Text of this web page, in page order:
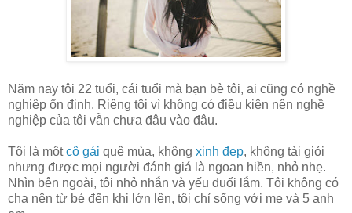
Năm nay tôi 22 tuổi, cái tuổi mà bạn bè tôi, ai cũng có nghề
nghiệp ổn định. Riêng tôi vì không có điều kiện nên nghề
nghiệp của tôi vẫn chưa đâu vào đâu.
Tôi là mộtcô gái quê mùa, không xinh đẹp, không tài giỏi
nhưng được mọi người đánh giá là ngoan hiền, nhỏ nhẹ.
Nhìn bên ngoài, tôi nhỏ nhắn và yếu đuối lắm. Tôi không có
cha nên từ bé đến khi lớn lên, tôi chỉ sống với mẹ và 5 anh